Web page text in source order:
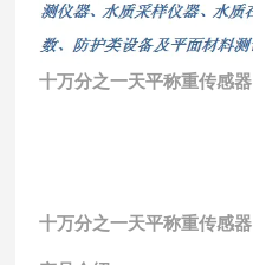
十万分之一天平称重传感器
十万分之一天平称重传感器